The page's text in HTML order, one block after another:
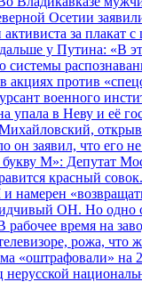
Осетии
за
у Путина: «В
акциях против
военного
упала в Неву и её
он заявил, что
М»: Депутат
красный
намерен
ОН. Но
время на
рожа,
«оштрафовали» на